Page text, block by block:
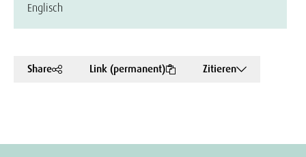
Englisch
Share Link (permanent) Zitieren